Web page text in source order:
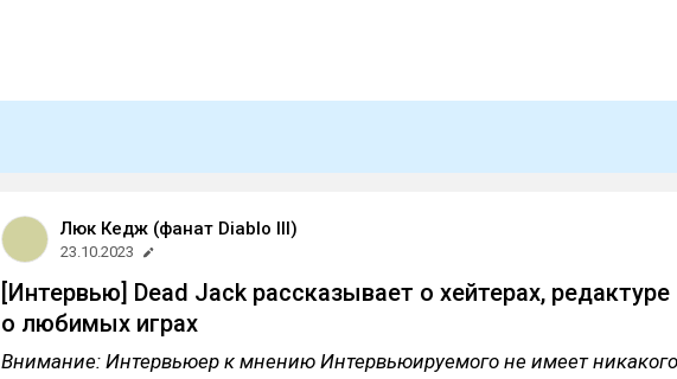
Люк Кедж (фанат Diablo III)
23.10.2023
[Интервью] Dead Jack рассказывает о хейтерах, редактуре
о любимых играх
Внимание: Интервьюер к мнению Интервьюируемого не имеет никакого